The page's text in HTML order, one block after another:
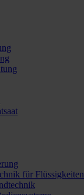
für Flüssigkeiten